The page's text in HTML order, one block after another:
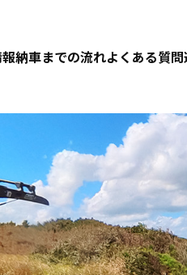
納車までの流れよくある質問